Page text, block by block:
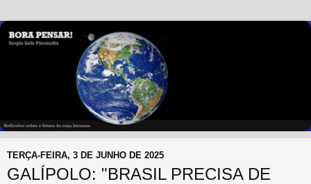
TERÇA-FEIRA, 3 DE JUNHO DE 2025
GALÍPOLO: "BRASIL PRECISA DE